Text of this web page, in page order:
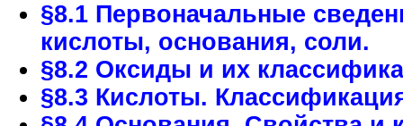
§8.1 Первоначальные
кислоты, основания, соли.
§8.2 Оксиды и их
§8.3 Кислоты.